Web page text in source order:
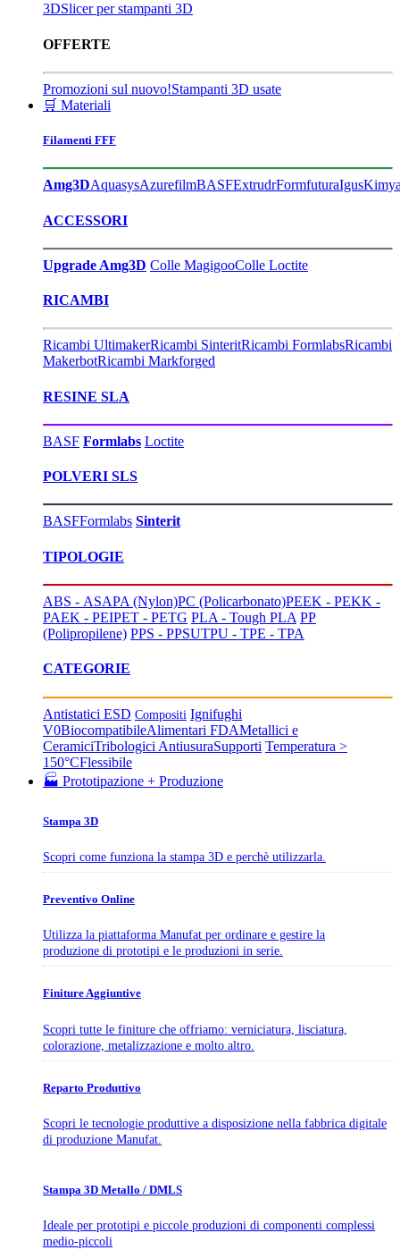
3DSlicer per stampanti 3D
OFFERTE
Promozioni sul nuovo!Stampanti 3D usate
🛒 Materiali
Filamenti FFF
Amg3DAquasysAzurefilmBASFExtrudrFormfuturaIgus
ACCESSORI
Upgrade Amg3D Colle MagigooColle Loctite
RICAMBI
Ricambi UltimakerRicambi SinteritRicambi FormlabsRicambi
MakerbotRicambi Markforged
RESINE SLA
BASF Formlabs Loctite
POLVERI SLS
BASFFormlabs Sinterit
TIPOLOGIE
ABS - ASAPA (Nylon)PC (Policarbonato)PEEK - PEKK -
PAEK - PEIPET - PETG PLA - Tough PLA PP
(Polipropilene) PPS - PPSUTPU - TPE - TPA
CATEGORIE
Antistatici ESD Compositi Ignifughi
V0BiocompatibileAlimentari FDAMetallici e
CeramiciTribologici AntiusuraSupporti Temperatura >
150°CFlessibile
🏭 Prototipazione + Produzione
Stampa 3D
Scopri come funziona la stampa 3D e perchè utilizzarla.
Preventivo Online
Utilizza la piattaforma Manufat per ordinare e gestire la
produzione di prototipi e le produzioni in serie.
Finiture Aggiuntive
Scopri tutte le finiture che offriamo: verniciatura, lisciatura,
colorazione, metalizzazione e molto altro.
Reparto Produttivo
Scopri le tecnologie produttive a disposizione nella fabbrica digitale
di produzione Manufat.
Stampa 3D Metallo / DMLS
Ideale per prototipi e piccole produzioni di componenti complessi
medio-piccoli